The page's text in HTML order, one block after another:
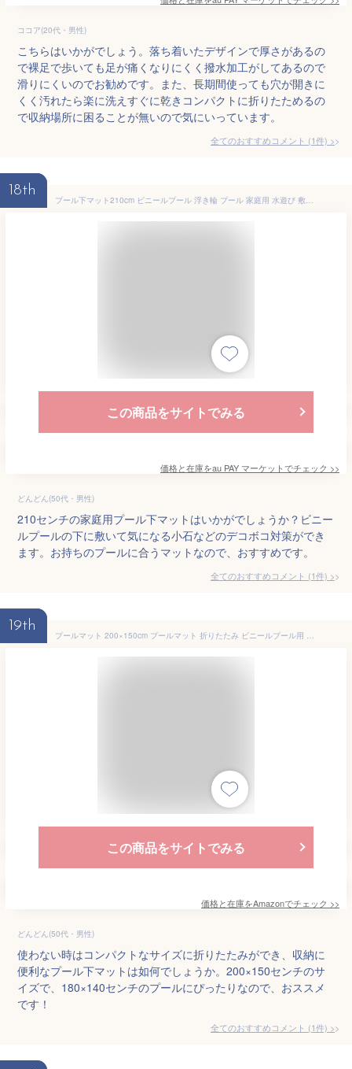
ココア(20代・男性)
こちらはいかがでしょう。落ち着いたデザインで厚さがあるの
で裸足で歩いても足が痛くなりにくく撥水加工がしてあるので
滑りにくいのでお勧めです。また、長期間使っても穴が開きに
くく汚れたら楽に洗えすぐに乾きコンパクトに折りたためるの
で収納場所に困ることが無いので気にいっています。
全てのおすすめコメント (1件) >
18th
プール下マット210cm ビニールプール 浮き輪 プール 家庭用 水遊び 敷き物 シート 水【送料無料】
この商品をサイトでみる
価格と在庫をau PAY マーケットでチェック >>
どんどん(50代・男性)
210センチの家庭用プール下マットはいかがでしょうか？ビニー
ルプールの下に敷いて気になる小石などのデコボコ対策ができ
ます。お持ちのプールに合うマットなので、おすすめです。
全てのおすすめコメント (1件) >
19th
プールマット 200×150cm プールマット 折りたたみ ビニールプール用 プールマット 厚手 大型 プール下敷きマット 200×150cm×1cｍ
この商品をサイトでみる
価格と在庫をAmazonでチェック >>
どんどん(50代・男性)
使わない時はコンパクトなサイズに折りたたみができ、収納に
便利なプール下マットは如何でしょうか。200×150センチのサ
イズで、180×140センチのプールにぴったりなので、おススメ
です！
全てのおすすめコメント (1件) >